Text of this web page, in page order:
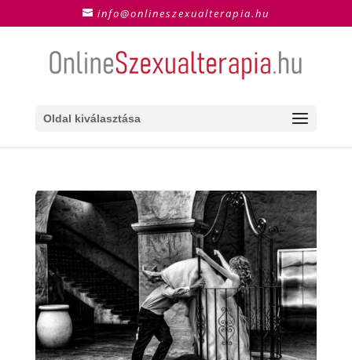
info@onlineszexualterapia.hu
Oldal kiválasztása